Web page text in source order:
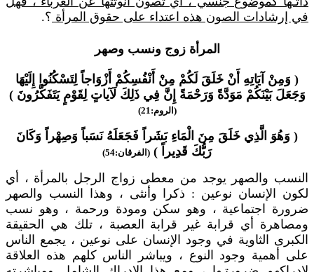
في إرشادات الصون هذه اعتداء على حقوق المرأة ؟.
المرأة زوج ونسب وصهر
( وَمِنْ آيَاتِهِ أَنْ خَلَقَ لَكُمْ مِنْ أَنْفُسِكُمْ أَزْوَاجاً لِتَسْكُنُوا إِلَيْهَا
وَجَعَلَ بَيْنَكُمْ مَوَدَّةً وَرَحْمَةً إِنَّ فِي ذَلِكَ لَآياتٍ لِقَوْمٍ يَتَفَكَّرُونَ )
(الروم:21)
( وَهُوَ الَّذِي خَلَقَ مِنَ الْمَاءِ بَشَراً فَجَعَلَهُ نَسَباً وَصِهْراً وَكَانَ
رَبُّكَ قَدِيراً ) (الفرقان:54)
النسب والصهر يوجد من معطى زواج الرجل بالمرأة ، أي
لكون الإنسان نوعين : ذكرا وأنثى ، وهذا النسب والصهر
ضرورة اجتماعية ، وهو سكن ومودة ورحمة ، وهو نسب
ومصاهرة أي قرابة غير قرابة العصبة ، تلك هي الحقيقة
الكبرى الثاوية في وجود الإنسان على نوعين ، يجمع الناس
على أهمية وجود النوع ، ويباشر الناس كلهم هذه العلاقة